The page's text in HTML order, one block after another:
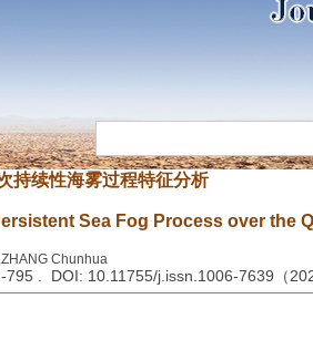
持续性海雾过程特征分析
Sea Fog Process over the
Chunhua
795 . DOI: 10.11755/j.issn.1006-7639（